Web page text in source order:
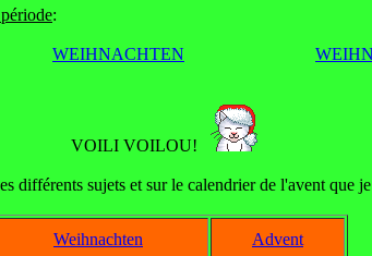
:
WEIHNACHTEN
VOILI VOILOU!
différents sujets et sur le calendrier de l'avent que
Weihnachten Advent